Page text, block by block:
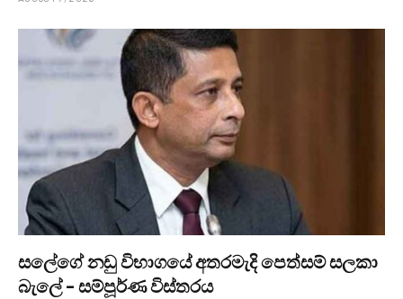
සලේගේ නඩු විභාගයේ අතරමැදි පෙත්සම් සලකා
බැලේ – සම්පූර්ණ විස්තරය